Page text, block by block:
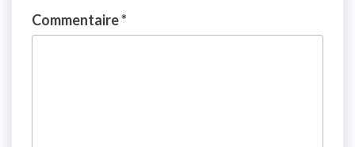
Commentaire*